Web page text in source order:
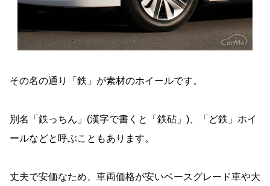
その名の通り「鉄」が素材のホイールです。
別名「鉄っちん」(漢字で書くと「鉄砧」)、「ど鉄」ホイ
ールなどと呼ぶこともあります。
丈夫で安価なため、車両価格が安いベースグレード車や大